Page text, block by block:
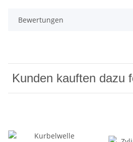
Bewertungen
Kunden kauften dazu